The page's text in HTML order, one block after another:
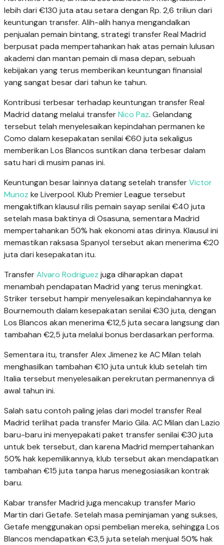
lebih dari €130 juta atau setara dengan Rp. 2,6 triliun dari
keuntungan transfer. Alih-alih hanya mengandalkan
penjualan pemain bintang, strategi transfer Real Madrid
berpusat pada mempertahankan hak atas pemain lulusan
akademi dan mantan pemain di masa depan, sebuah
kebijakan yang terus memberikan keuntungan finansial
yang sangat besar dari tahun ke tahun.
Kontribusi terbesar terhadap keuntungan transfer Real
Madrid datang melalui transferNico Paz. Gelandang
tersebut telah menyelesaikan kepindahan permanen ke
Como dalam kesepakatan senilai €60 juta sekaligus
memberikan Los Blancos suntikan dana terbesar dalam
satu hari di musim panas ini.
Keuntungan besar lainnya datang setelah transferVictor
Munoz ke Liverpool. Klub Premier League tersebut
mengaktifkan klausul rilis pemain sayap senilai €40 juta
setelah masa baktinya di Osasuna, sementara Madrid
mempertahankan 50% hak ekonomi atas dirinya. Klausul ini
memastikan raksasa Spanyol tersebut akan menerima €20
juta dari kesepakatan itu.
TransferAlvaro Rodriguez juga diharapkan dapat
menambah pendapatan Madrid yang terus meningkat.
Striker tersebut hampir menyelesaikan kepindahannya ke
Bournemouth dalam kesepakatan senilai €30 juta, dengan
Los Blancos akan menerima €12,5 juta secara langsung dan
tambahan €2,5 juta melalui bonus berdasarkan performa.
Sementara itu, transfer Alex Jimenez ke AC Milan telah
menghasilkan tambahan €10 juta untuk klub setelah tim
Italia tersebut menyelesaikan perekrutan permanennya di
awal tahun ini.
Salah satu contoh paling jelas dari model transfer Real
Madrid terlihat pada transfer Mario Gila. AC Milan dan Lazio
baru-baru ini menyepakati paket transfer senilai €30 juta
untuk bek tersebut, dan karena Madrid mempertahankan
50% hak kepemilikannya, klub tersebut akan mendapatkan
tambahan €15 juta tanpa harus menegosiasikan kontrak
baru.
Kabar transfer Madrid juga mencakup transfer Mario
Martin dari Getafe. Setelah masa peminjaman yang sukses,
Getafe menggunakan opsi pembelian mereka, sehingga Los
Blancos mendapatkan €3,5 juta setelah menjual 50% hak